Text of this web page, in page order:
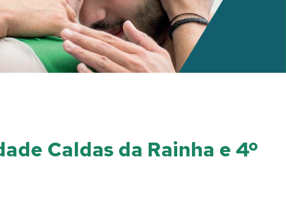
Caldas da Rainha e 4º